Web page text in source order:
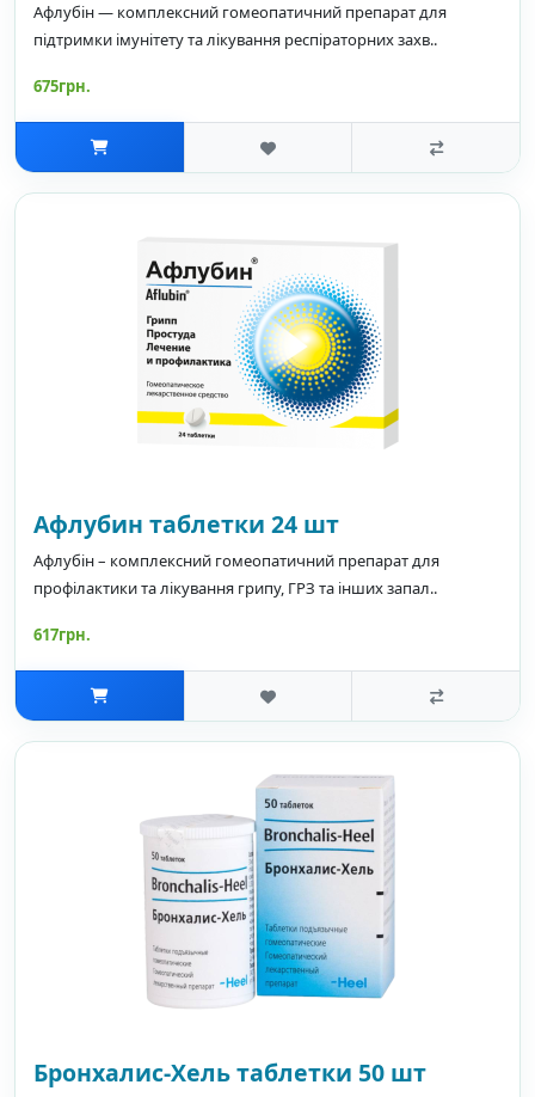
Афлубін — комплексний гомеопатичний препарат для
підтримки імунітету та лікування респіраторних захв..
675грн.
Афлубин таблетки 24 шт
Афлубін – комплексний гомеопатичний препарат для
профілактики та лікування грипу, ГРЗ та інших запал..
617грн.
Бронхалис-Хель таблетки 50 шт